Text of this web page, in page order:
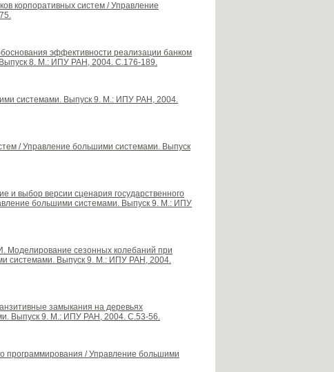
корпоративных систем / Управление
эффективности реализации банком
8. М.: ИПУ РАН, 2004. С.176-189.
системами. Выпуск 9. М.: ИПУ РАН, 2004.
/ Управление большими системами. Выпуск
выбор версии сценария государственного
большими системами. Выпуск 9. М.: ИПУ
Моделирование сезонных колебаний при
системами. Выпуск 9. М.: ИПУ РАН, 2004.
замыкания на деревьях
Выпуск 9. М.: ИПУ РАН, 2004. С.53-56.
программирования / Управление большими